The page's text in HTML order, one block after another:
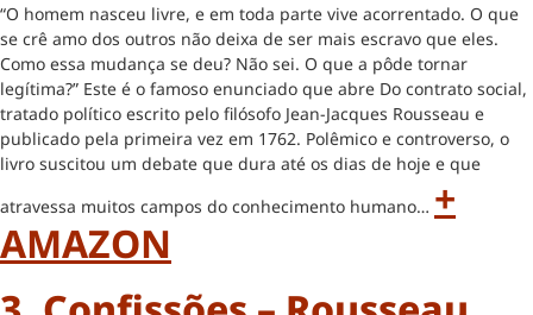
“O homem nasceu livre, e em toda parte vive acorrentado. O que
se crê amo dos outros não deixa de ser mais escravo que eles.
Como essa mudança se deu? Não sei. O que a pôde tornar
legítima?” Este é o famoso enunciado que abre Do contrato social,
tratado político escrito pelo filósofo Jean-Jacques Rousseau e
publicado pela primeira vez em 1762. Polêmico e controverso, o
livro suscitou um debate que dura até os dias de hoje e que
atravessa muitos campos do conhecimento humano… +
AMAZON